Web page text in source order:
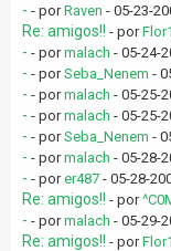
- - porRaven - 05-23-
Re: amigos!! - por
- - pormalach - 05-24-
- - porSeba_Nenem -
- - pormalach - 05-25-
- - pormalach - 05-25-
- - porSeba_Nenem -
- - pormalach - 05-28-
- - porer487 - 05-28-
Re: amigos!! - por
- - pormalach - 05-29-
Re: amigos!! - por